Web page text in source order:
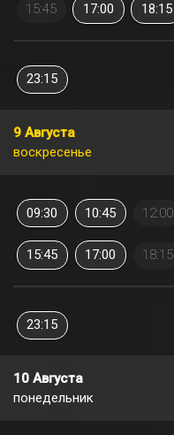
15:45 17:00 18:15
23:15
9 Августа
воскресенье
09:30 10:45 12:00
15:45 17:00 18:15
23:15
10 Августа
понедельник